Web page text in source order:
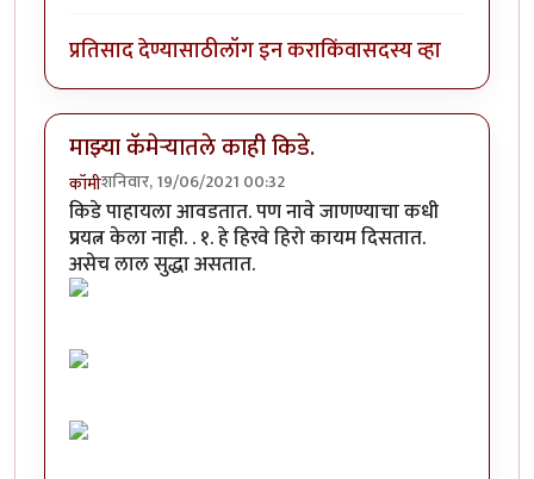
प्रतिसाद देण्यासाठीलॉग इन कराकिंवासदस्य व्हा
माझ्या कॅमेऱ्यातले काही किडे.
कॉमीशनिवार, 19/06/2021 00:32
किडे पाहायला आवडतात. पण नावे जाणण्याचा कधी
प्रयत्न केला नाही. . १. हे हिरवे हिरो कायम दिसतात.
असेच लाल सुद्धा असतात.